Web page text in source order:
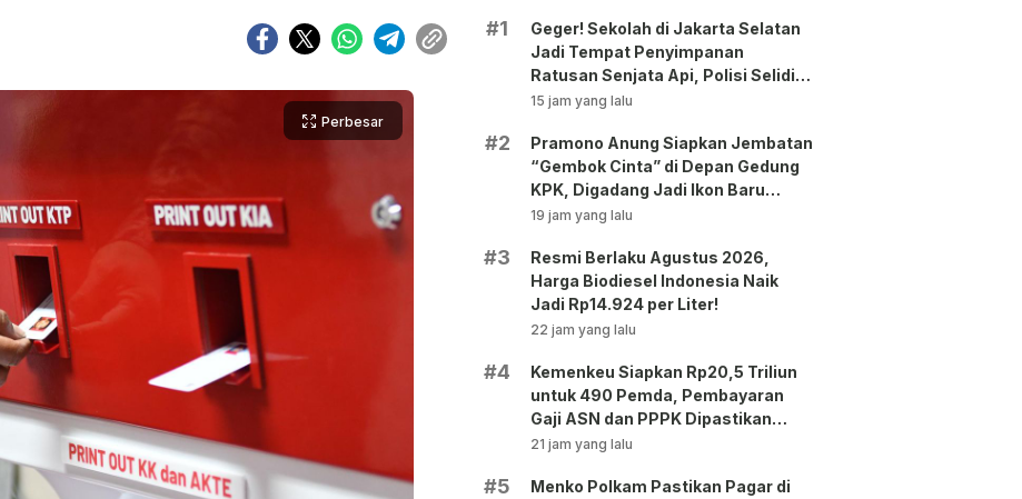
Perbesar
#1
Geger! Sekolah di Jakarta Selatan
Jadi Tempat Penyimpanan
Ratusan Senjata Api, Polisi Selidiki
Pemilik
15 jam yang lalu
#2
Pramono Anung Siapkan Jembatan
“Gembok Cinta” di Depan Gedung
KPK, Digadang Jadi Ikon Baru
Jakarta!
19 jam yang lalu
#3
Resmi Berlaku Agustus 2026,
Harga Biodiesel Indonesia Naik
Jadi Rp14.924 per Liter!
22 jam yang lalu
#4
Kemenkeu Siapkan Rp20,5 Triliun
untuk 490 Pemda, Pembayaran
Gaji ASN dan PPPK Dipastikan
Tetap Berjalan!
21 jam yang lalu
#5
Menko Polkam Pastikan Pagar di